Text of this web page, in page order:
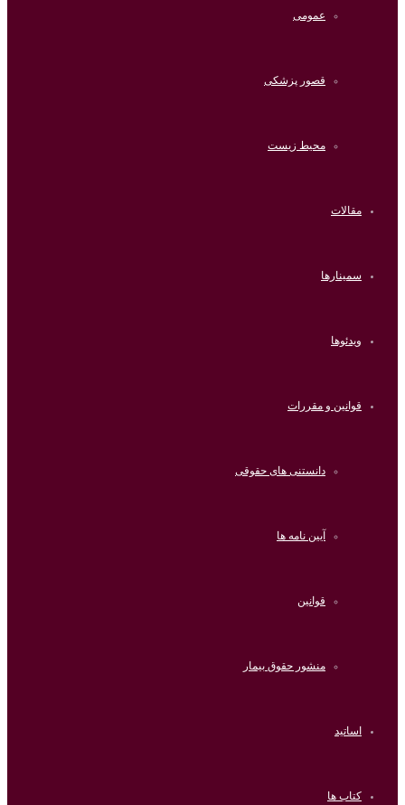
عمومی
قصور پزشکی
محیط زیست
مقالات
سمینارها
ویدئوها
قوانین و مقررات
دانستنی های حقوقی
آیین نامه ها
قوانین
منشور حقوق بیمار
اساتید
کتاب ها